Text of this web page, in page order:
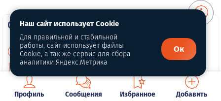
О портале
О нас
Политика конфиденциальности
Публичная оферта
Профиль Сообщения Избранное Добавить
Наш сайт использует Cookie
Для правильной и стабильной
работы, сайт использует файлы
Cookie, а так же сервис для сбора
аналитики Яндекс.Метрика
Ок